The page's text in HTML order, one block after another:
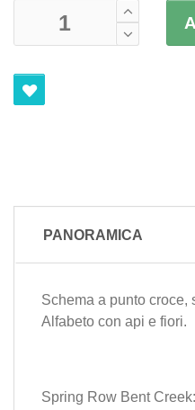
PANORAMICA
Schema a punto croce,
Alfabeto con api e fiori.
Spring Row Bent Creek: